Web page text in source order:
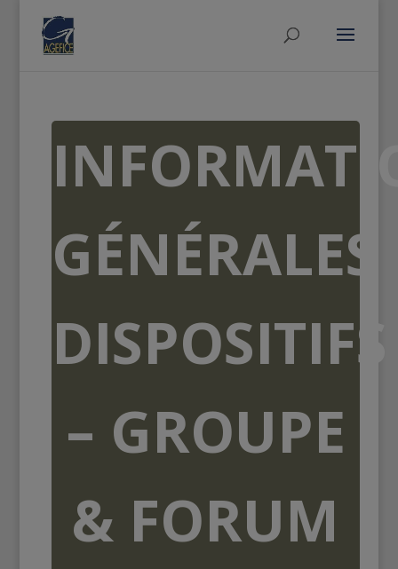
GÉNÉRALES
DISPOSITIFS
– GROUPE
& FORUM